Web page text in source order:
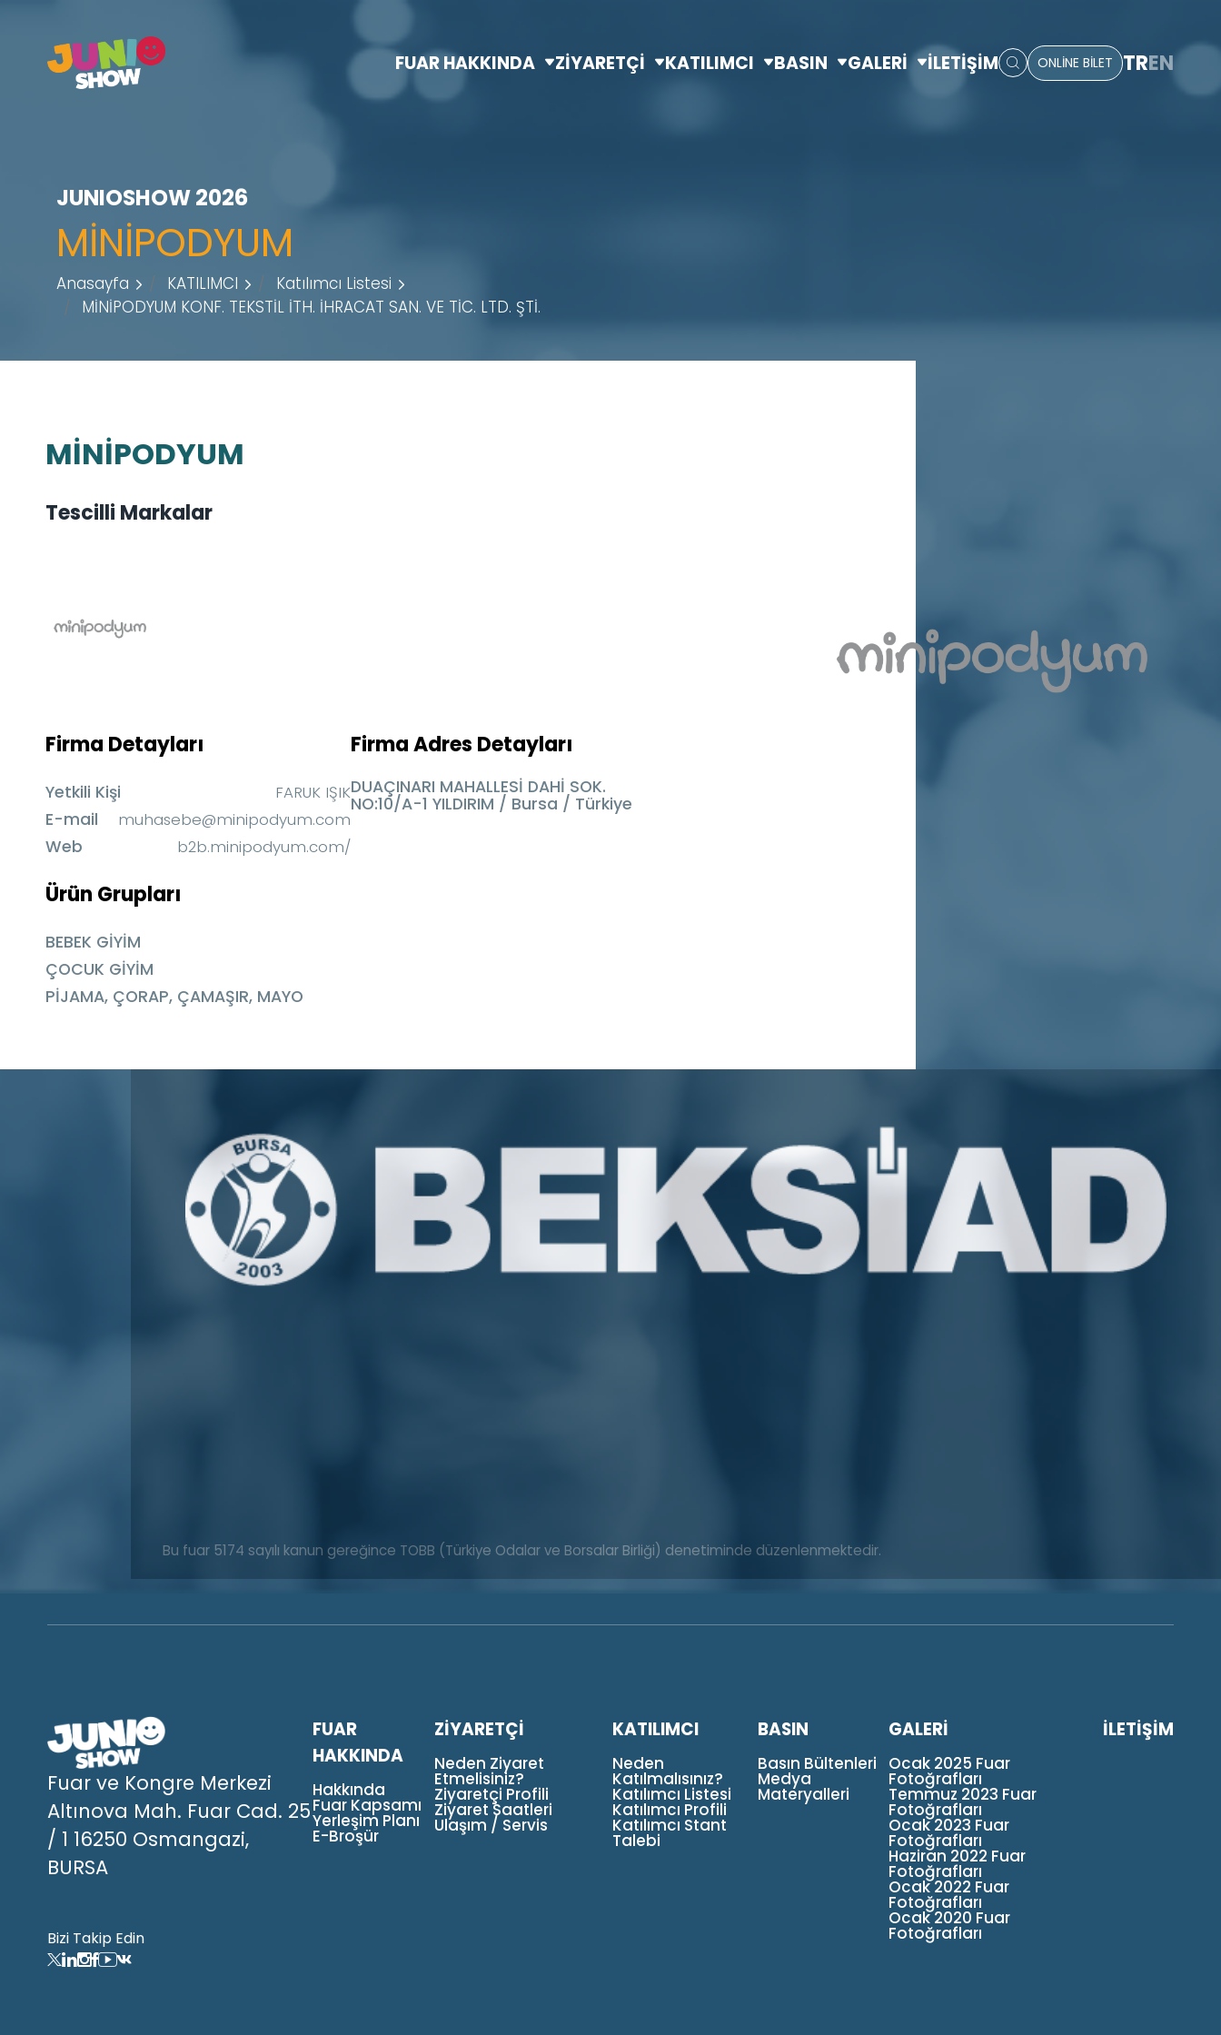
FUAR HAKKINDA ZİYARETÇİ KATILIMCI BASIN GALERİ İLETİŞİM ONLİNE BİLET TREN
JUNIOSHOW 2026
MİNİPODYUM
Anasayfa KATILIMCI
Katılımcı Listesi
MİNİPODYUM KONF. TEKSTİL İTH. İHRACAT SAN. VE TİC. LTD. ŞTİ.
MİNİPODYUM
Tescilli Markalar
Firma Detayları
Yetkili Kişi
FARUK IŞIK
E-mail
muhasebe@minipodyum.com
Web
b2b.minipodyum.com/
Firma Adres Detayları
DUAÇINARI MAHALLESİ DAHİ SOK.
NO:10/A-1 YILDIRIM / Bursa / Türkiye
Ürün Grupları
BEBEK GİYİM
ÇOCUK GİYİM
PİJAMA, ÇORAP, ÇAMAŞIR, MAYO
Bu fuar 5174 sayılı kanun gereğince TOBB (Türkiye Odalar ve Borsalar Birliği) denetiminde düzenlenmektedir.
Fuar ve Kongre Merkezi
Altınova Mah. Fuar Cad. 25
/ 1 16250 Osmangazi,
BURSA
Bizi Takip Edin
FUAR
HAKKINDA
Hakkında
Fuar Kapsamı
Yerleşim Planı
E-Broşür
ZİYARETÇİ
Neden Ziyaret
Etmelisiniz?
Ziyaretçi Profili
Ziyaret Saatleri
Ulaşım / Servis
KATILIMCI
Neden
Katılmalısınız?
Katılımcı Listesi
Katılımcı Profili
Katılımcı Stant
Talebi
BASIN
Basın Bültenleri
Medya
Materyalleri
GALERİ
Ocak 2025 Fuar
Fotoğrafları
Temmuz 2023 Fuar
Fotoğrafları
Ocak 2023 Fuar
Fotoğrafları
Haziran 2022 Fuar
Fotoğrafları
Ocak 2022 Fuar
Fotoğrafları
Ocak 2020 Fuar
Fotoğrafları
İLETİŞİM